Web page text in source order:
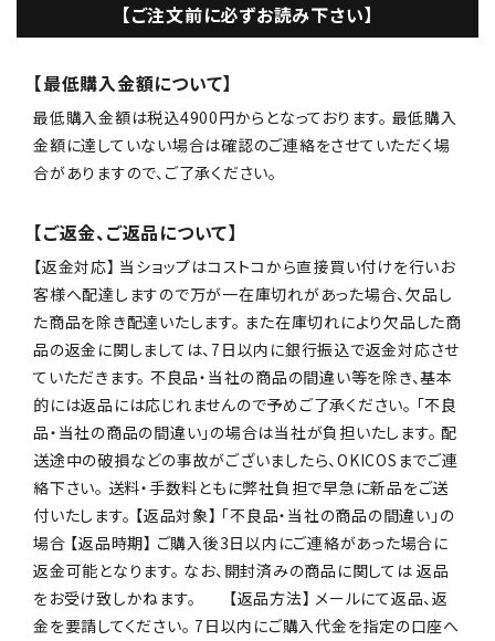
【ご注文前に必ずお読み下さい】
【最低購入金額について】
最低購入金額は税込4900円からとなっております。 最低購入
金額に達していない場合は確認のご連絡をさせていただく場
合がありますので、ご了承ください。
【ご返金、ご返品について】
【返金対応】 当ショップはコストコから直接買い付けを行いお
客様へ配達しますので万が一在庫切れがあった場合、欠品し
た商品を除き配達いたします。 また在庫切れにより欠品した商
品の返金に関しましては、7日以内に銀行振込で返金対応させ
ていただきます。 不良品・当社の商品の間違い等を除き、基本
的には返品には応じれませんので予めご了承ください。 「不良
品・当社の商品の間違い」の場合は当社が負担いたします。 配
送途中の破損などの事故がございましたら、OKICOSまでご連
絡下さい。 送料・手数料ともに弊社負担で早急に新品をご送
付いたします。 【返品対象】 「不良品・当社の商品の間違い」の
場合 【返品時期】 ご購入後3日以内にご連絡があった場合に
返金可能となります。 なお、開封済みの商品に関しては 返品
をお受け致しかねます。 【返品方法】 メールにて返品、返
金を要請してください。 7日以内にご購入代金を指定の口座へ